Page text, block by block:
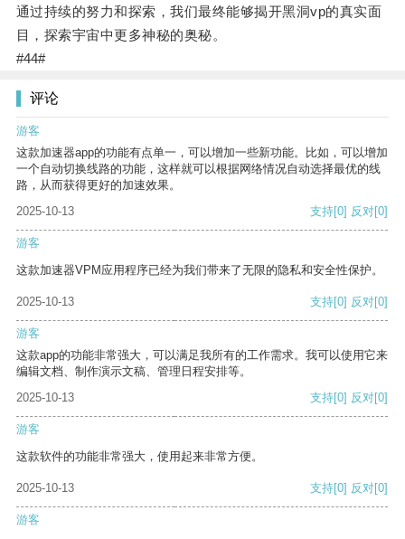
通过持续的努力和探索，我们最终能够揭开黑洞vp的真实面
目，探索宇宙中更多神秘的奥秘。
#44#
评论
游客
这款加速器app的功能有点单一，可以增加一些新功能。比如，可以增加
一个自动切换线路的功能，这样就可以根据网络情况自动选择最优的线
路，从而获得更好的加速效果。
2025-10-13
支持[0] 反对[0]
游客
这款加速器VPM应用程序已经为我们带来了无限的隐私和安全性保护。
2025-10-13 支持[0] 反对[0]
游客
这款app的功能非常强大，可以满足我所有的工作需求。我可以使用它来
编辑文档、制作演示文稿、管理日程安排等。
2025-10-13
支持[0] 反对[0]
游客
这款软件的功能非常强大，使用起来非常方便。
2025-10-13 支持[0] 反对[0]
游客